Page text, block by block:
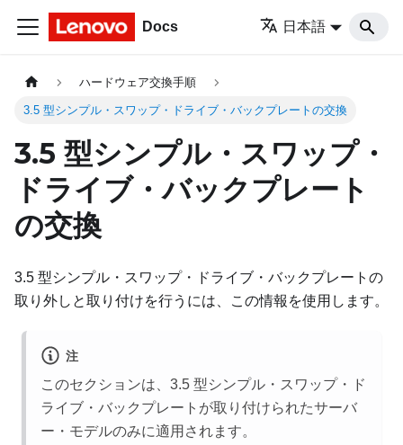
Docs 日本語
ハードウェア交換手順
3.5 型シンプル・スワップ・ドライブ・バックプレートの交換
3.5 型シンプル・スワップ・
ドライブ・バックプレート
の交換
3.5 型シンプル・スワップ・ドライブ・バックプレートの
取り外しと取り付けを行うには、この情報を使用します。
注
このセクションは、3.5 型シンプル・スワップ・ド
ライブ・バックプレートが取り付けられたサーバ
ー・モデルのみに適用されます。